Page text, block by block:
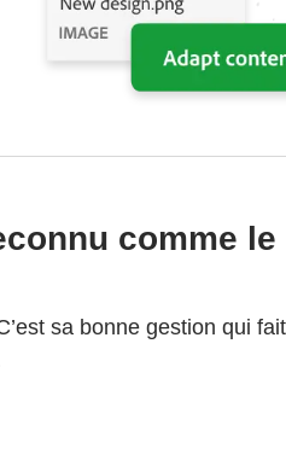
comme
sa bonne gestion qui